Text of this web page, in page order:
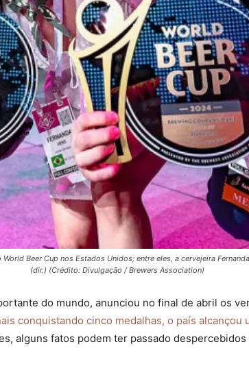
Beer Cup nos Estados Unidos; entre eles, a cervejeira
(dir.) (Crédito: Divulgação / Brewers Association)
do mundo, anunciou no final de abril os
conquistando cinco medalhas, o país
alguns fatos podem ter passado